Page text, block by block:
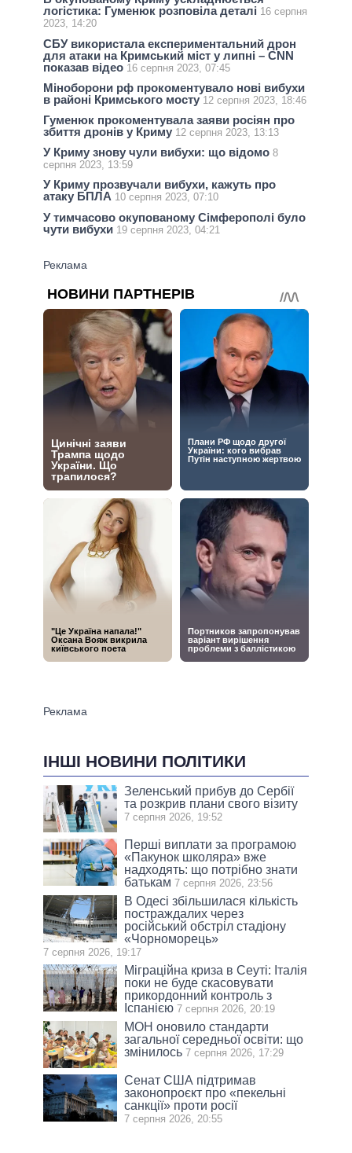
логістика: Гуменюк розповіла деталі 16 серпня
2023, 14:20
СБУ використала експериментальний дрон
для атаки на Кримський міст у липні – CNN
показав відео 16 серпня 2023, 07:45
Міноборони рф прокоментувало нові вибухи
в районі Кримського мосту 12 серпня 2023, 18:46
Гуменюк прокоментувала заяви росіян про
збиття дронів у Криму 12 серпня 2023, 13:13
У Криму знову чули вибухи: що відомо 8
серпня 2023, 13:59
У Криму прозвучали вибухи, кажуть про
атаку БПЛА 10 серпня 2023, 07:10
У тимчасово окупованому Сімферополі було
чути вибухи 19 серпня 2023, 04:21
ІНШІ НОВИНИ ПОЛІТИКИ
Зеленський прибув до Сербії
та розкрив плани свого візиту
7 серпня 2026, 19:52
Перші виплати за програмою
«Пакунок школяра» вже
надходять: що потрібно знати
батькам 7 серпня 2026, 23:56
В Одесі збільшилася кількість
постраждалих через
російський обстріл стадіону
«Чорноморець»
7 серпня 2026, 19:17
Міграційна криза в Сеуті: Італія
поки не буде скасовувати
прикордонний контроль з
Іспанією 7 серпня 2026, 20:19
МОН оновило стандарти
загальної середньої освіти: що
змінилось 7 серпня 2026, 17:29
Сенат США підтримав
законопроєкт про «пекельні
санкції» проти росії
7 серпня 2026, 20:55